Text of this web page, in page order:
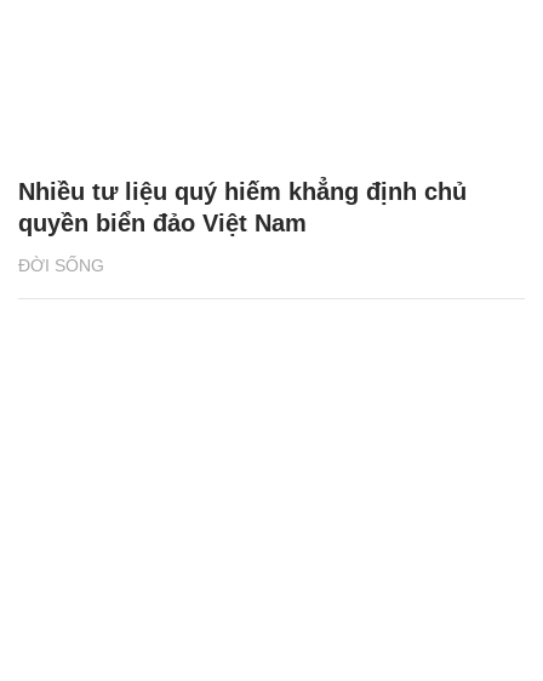
ĐỜI SỐNG
Nhiều tư liệu quý hiếm khẳng định chủ
quyền biển đảo Việt Nam